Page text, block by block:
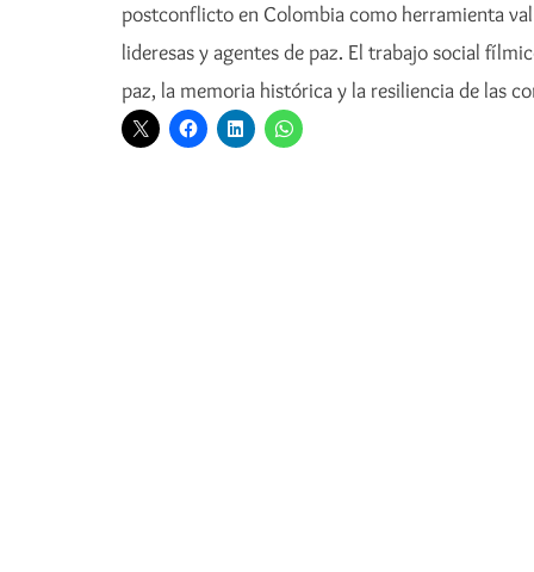
postconflicto en Colombia como herramienta
lideresas y agentes de paz. El trabajo social
paz, la memoria histórica y la resiliencia de las